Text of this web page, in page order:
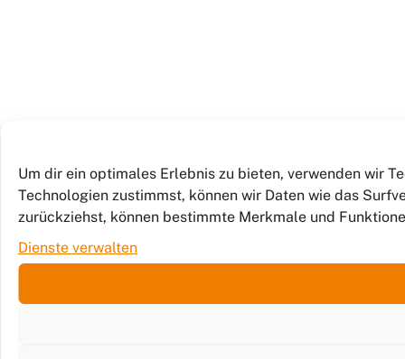
Um dir ein optimales Erlebnis zu bieten, verwenden wir
Technologien zustimmst, können wir Daten wie das
zurückziehst, können bestimmte Merkmale und
Dienste verwalten